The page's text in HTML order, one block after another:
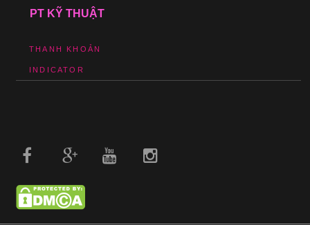
PT KỸ THUẬT
THANH KHOẢN
INDICATOR